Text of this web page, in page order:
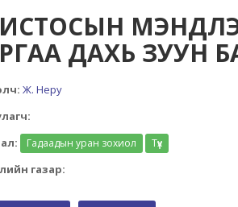
ДАХЬ ЗУУН
Ж. Неру
Гадаадын уран зохиол Түүх
газар: